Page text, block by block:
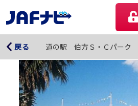
戻る 道の駅 伯方Ｓ・Ｃパーク
道の駅 伯方Ｓ・Ｃパーク マリンオア